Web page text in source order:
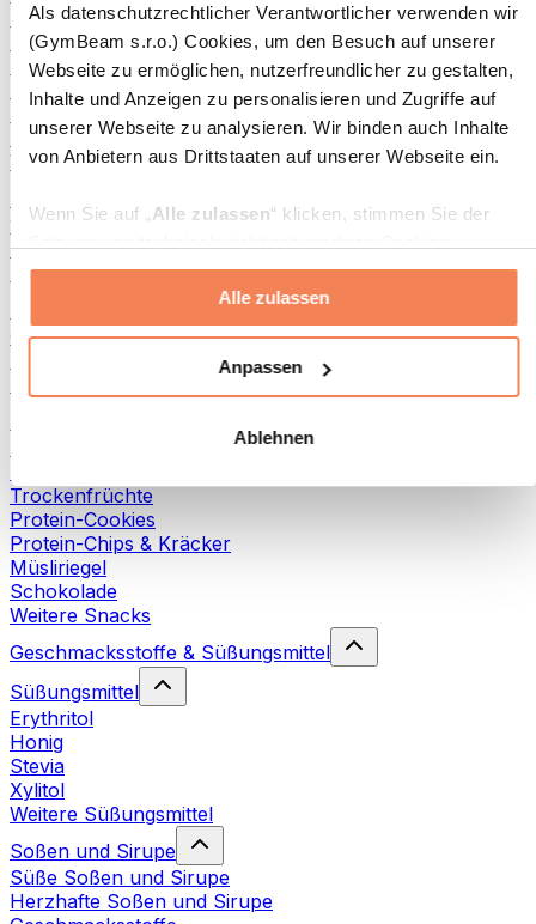
Als datenschutzrechtlicher Verantwortlicher verwenden wir
(GymBeam s.r.o.) Cookies, um den Besuch auf unserer
Webseite zu ermöglichen, nutzerfreundlicher zu gestalten,
Inhalte und Anzeigen zu personalisieren und Zugriffe auf
unserer Webseite zu analysieren. Wir binden auch Inhalte
von Anbietern aus Drittstaaten auf unserer Webseite ein.
Wenn Sie auf „Alle zulassen“ klicken, stimmen Sie der
(insbesondere zu Analyse- und Marketingzwecken) zu.
Ablehnen“ klicken, werden nur
„notwendige“ Cookies gesetzt, welche für den Betrieb der
Webseite erforderlich sind. Sie können auch eine
Weitere Informationen über die Verarbeitung Ihrer Daten
finden Sie in den Unterpunkten „Details“ und „Über
Cookies“ sowie in unserer
Sie können Ihre Einwilligung jederzeit in den
Einstellungenauf unserer Webseite ändern oder
Mehr Info
Alle zulassen
Anpassen
Ablehnen
Fisch-Produkte
Fertiggerichte
Eier-Produkte
Brot & Gebäck
Hülsenfrüchte
Weitere Fitness-Foods
100 % Nussbutter
Süße Nussbutter
Protein-Nussbutter
Grüne Superfoods
Trockenfrüchte
Protein-Cookies
Protein-Chips & Kräcker
Müsliriegel
Schokolade
Weitere Snacks
Geschmacksstoffe & Süßungsmittel
Süßungsmittel
Erythritol
Honig
Stevia
Xylitol
Weitere Süßungsmittel
Soßen und Sirupe
Süße Soßen und Sirupe
Herzhafte Soßen und Sirupe